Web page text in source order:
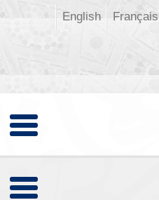
Français
English